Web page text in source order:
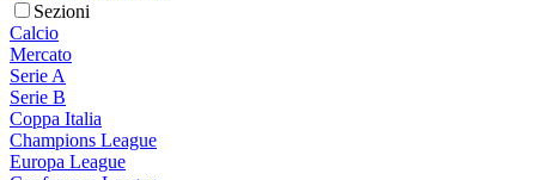
Sezioni
Calcio
Mercato
Serie A
Serie B
Coppa Italia
Champions League
Europa League